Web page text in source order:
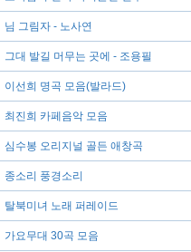
님 그림자 - 노사연
그대 발길 머무는 곳에 - 조용필
이선희 명곡 모음(발라드)
최진희 카페음악 모음
심수봉 오리지널 골든 애창곡
종소리 풍경소리
탈북미녀 노래 퍼레이드
가요무대 30곡 모음